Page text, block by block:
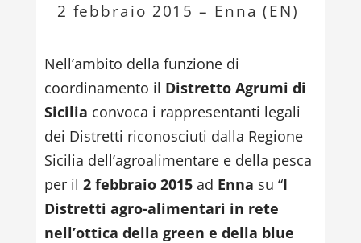
2 febbraio 2015 – Enna (EN)
Nell’ambito della funzione di
coordinamento il Distretto Agrumi di
Sicilia convoca i rappresentanti legali
dei Distretti riconosciuti dalla Regione
Sicilia dell’agroalimentare e della pesca
per il 2 febbraio 2015ad Enna su “I
Distretti agro-alimentari in rete
nell’ottica della green e della blue